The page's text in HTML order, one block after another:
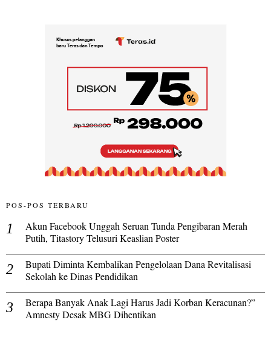
POS-POS TERBARU
Akun Facebook Unggah Seruan Tunda Pengibaran Merah
Putih, Titastory Telusuri Keaslian Poster
Bupati Diminta Kembalikan Pengelolaan Dana Revitalisasi
Sekolah ke Dinas Pendidikan
Berapa Banyak Anak Lagi Harus Jadi Korban Keracunan?”
Amnesty Desak MBG Dihentikan